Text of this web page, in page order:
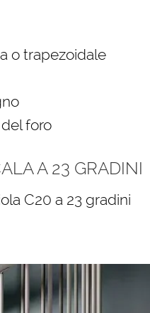
o trapezoidale
foro
A 23 GRADINI
C20 a 23 gradini